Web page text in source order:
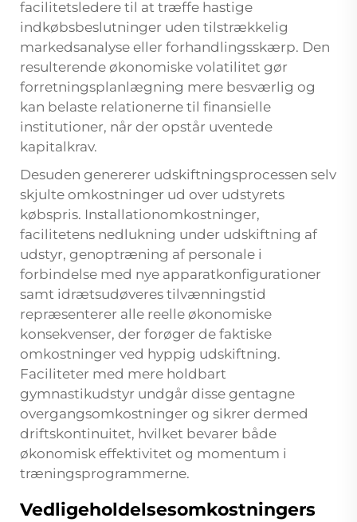
facilitetsledere til at træffe hastige
indkøbsbeslutninger uden tilstrækkelig
markedsanalyse eller forhandlingsskærp. Den
resulterende økonomiske volatilitet gør
forretningsplanlægning mere besværlig og
kan belaste relationerne til finansielle
institutioner, når der opstår uventede
kapitalkrav.
Desuden genererer udskiftningsprocessen selv
skjulte omkostninger ud over udstyrets
købspris. Installationomkostninger,
facilitetens nedlukning under udskiftning af
udstyr, genoptræning af personale i
forbindelse med nye apparatkonfigurationer
samt idrætsudøveres tilvænningstid
repræsenterer alle reelle økonomiske
konsekvenser, der forøger de faktiske
omkostninger ved hyppig udskiftning.
Faciliteter med mere holdbart
gymnastikudstyr undgår disse gentagne
overgangsomkostninger og sikrer dermed
driftskontinuitet, hvilket bevarer både
økonomisk effektivitet og momentum i
træningsprogrammerne.
Vedligeholdelsesomkostningers